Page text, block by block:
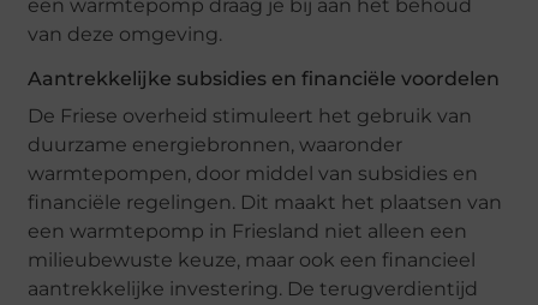
een warmtepomp draag je bij aan het behoud
van deze omgeving.
Aantrekkelijke subsidies en financiële voordelen
De Friese overheid stimuleert het gebruik van
duurzame energiebronnen, waaronder
warmtepompen, door middel van subsidies en
financiële regelingen. Dit maakt het plaatsen van
een warmtepomp in Friesland niet alleen een
milieubewuste keuze, maar ook een financieel
aantrekkelijke investering. De terugverdientijd